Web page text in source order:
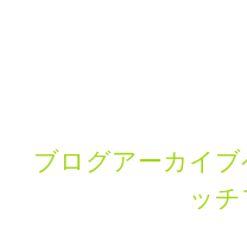
ブログアーカイ
ッ
訪問診療
診療時間/アクセス